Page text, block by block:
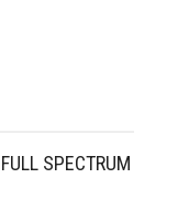
SPECTRUM